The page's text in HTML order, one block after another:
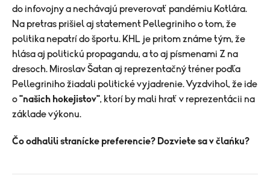
do infovojny a nechávajú preverovať pandémiu Kotlára.
Na pretras prišiel aj statement Pellegriniho o tom, že
politika nepatrí do športu. KHL je pritom známe tým, že
hlása aj politickú propagandu, a to aj písmenami Z na
dresoch. Miroslav Šatan aj reprezentačný tréner podľa
Pellegriniho žiadali politické vyjadrenie. Vyzdvihol, že ide
o"našich hokejistov", ktorí by mali hrať v reprezentácii na
základe výkonu.
Čo odhalili stranícke preferencie? Dozviete sa v člańku?